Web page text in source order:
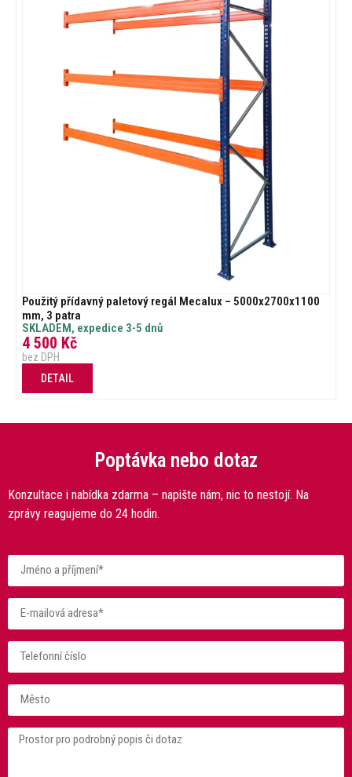
Použitý přídavný paletový regál Mecalux – 5000x2700x1100
mm, 3 patra
SKLADEM, expedice 3-5 dnů
4 500 Kč
bez DPH
DETAIL
Poptávka nebo dotaz
Konzultace i nabídka zdarma – napište nám, nic to nestojí. Na
zprávy reagujeme do 24 hodin.